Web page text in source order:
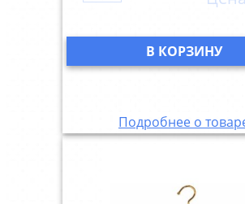
В КОРЗИНУ
Подробнее о